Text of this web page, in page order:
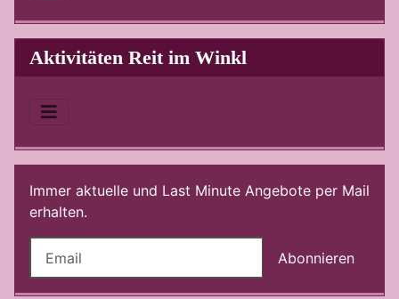
Aktivitäten Reit im Winkl
Immer aktuelle und Last Minute Angebote per Mail
erhalten.
Abonnieren